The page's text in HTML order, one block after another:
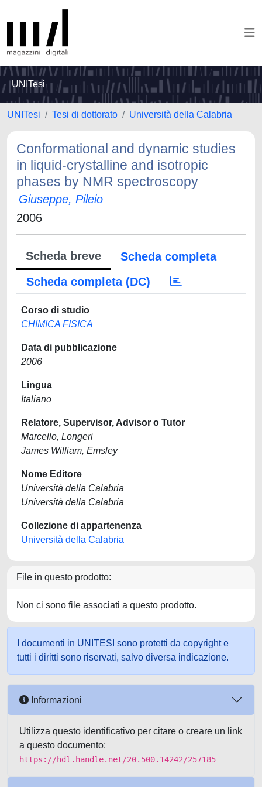
UNITesi
UNITesi Tesi di dottorato Università della Calabria
Conformational and dynamic studies
in liquid-crystalline and isotropic
phases by NMR spectroscopy
Giuseppe, Pileio
2006
Scheda breve
Scheda completa
Scheda completa (DC)
Corso di studio
CHIMICA FISICA
Data di pubblicazione
2006
Lingua
Italiano
Relatore, Supervisor, Advisor o Tutor
Marcello, Longeri
James William, Emsley
Nome Editore
Università della Calabria
Università della Calabria
Collezione di appartenenza
Università della Calabria
File in questo prodotto:
Non ci sono file associati a questo prodotto.
I documenti in UNITESI sono protetti da copyright e
tutti i diritti sono riservati, salvo diversa indicazione.
Informazioni
Utilizza questo identificativo per citare o creare un link
a questo documento:
https://hdl.handle.net/20.500.14242/257185